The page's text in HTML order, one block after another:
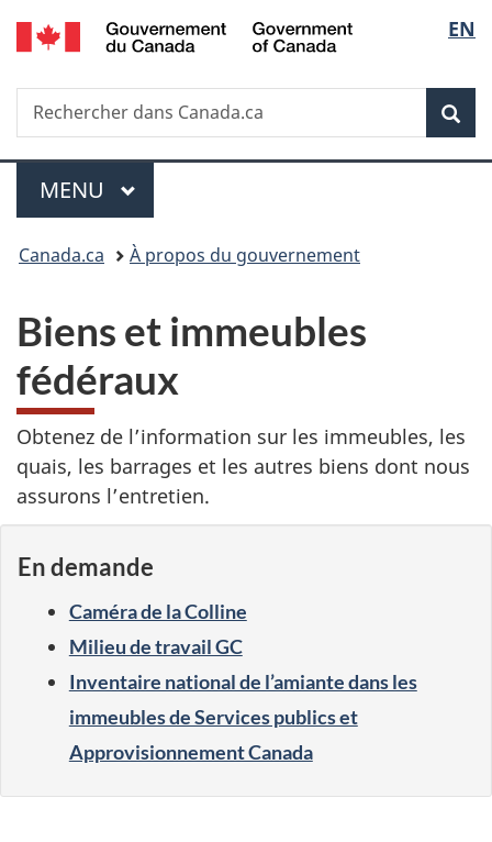
Passer
au
principal
Passer
à
Au
du
Passer
à
version
simplifiée
de
la
EN
Recherche
Rechercher
dans
Menu
MENU PRINCIPAL
Vous
ici :
Canada.ca À propos du gouvernement
B
e
n
i
Biens et immeubles
fédéraux
Obtenez de l’information sur les immeubles, les
quais, les barrages et les autres biens dont nous
assurons l’entretien.
En demande
Caméra de la Colline
Milieu de travail GC
Inventaire national de l’amiante dans les
immeubles de Services publics et
Approvisionnement Canada